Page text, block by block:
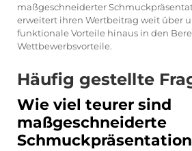
maßgeschneiderter
erweitert ihren Wertbeitrag weit über
funktionale Vorteile hinaus in den
Wettbewerbsvorteile.
Häufig gestellte
Wie viel teurer sind
maßgeschneiderte